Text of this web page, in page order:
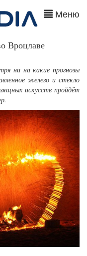
Меню
Вроцлаве
ни на какие прогнозы
железо и стекло
искусств пройдёт